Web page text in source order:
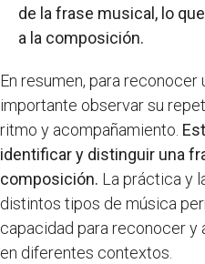
de la frase musical, lo
a la composición.
En resumen, para reconocer
importante observar su
ritmo y acompañamiento.
identificar y distinguir una
composición. La práctica y
distintos tipos de música
capacidad para reconocer y
en diferentes contextos.